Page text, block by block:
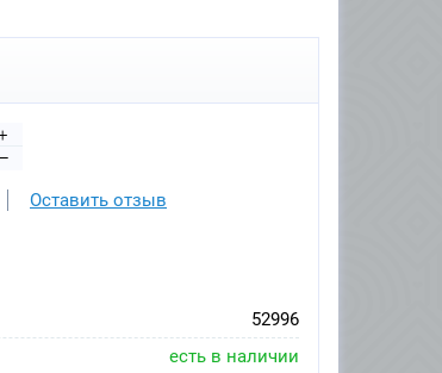
Оставить отзыв
52996
есть в наличии